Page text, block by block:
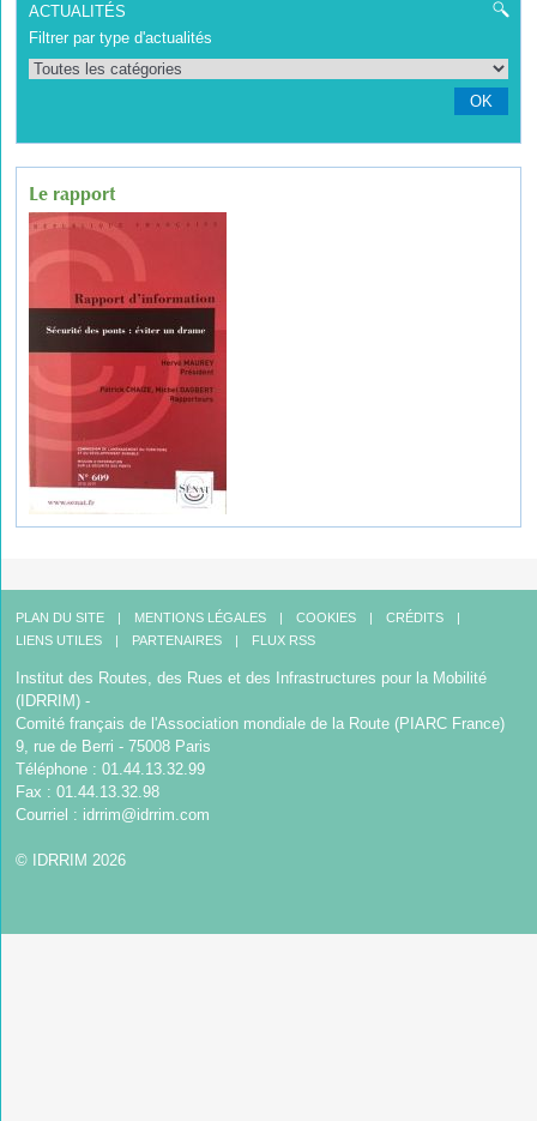
ACTUALITÉS
Filtrer par type d'actualités
OK
Le rapport
PLAN DU SITE MENTIONS LÉGALES COOKIES
CRÉDITS
LIENS UTILES
PARTENAIRES FLUX RSS
Institut des Routes, des Rues et des Infrastructures pour la Mobilité
(IDRRIM) -
Comité français de l'Association mondiale de la Route (PIARC France)
9, rue de Berri - 75008 Paris
Téléphone : 01.44.13.32.99
Fax : 01.44.13.32.98
Courriel : idrrim@idrrim.com
© IDRRIM 2026